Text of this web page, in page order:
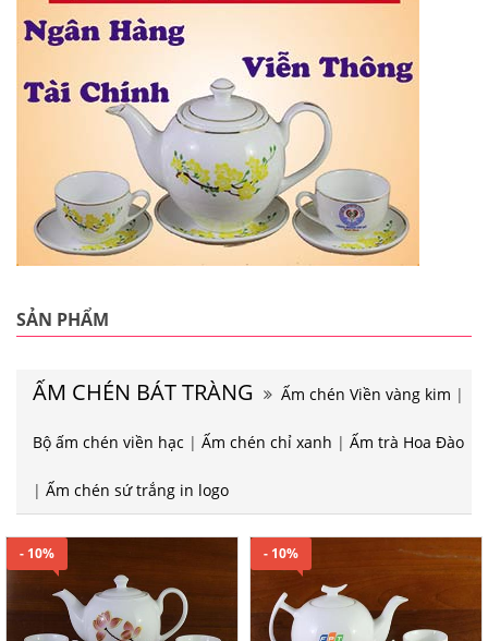
SẢN PHẨM
ẤM CHÉN BÁT TRÀNG Ấm chén Viền vàng kim |
Bộ ấm chén viền hạc | Ấm chén chỉ xanh | Ấm trà Hoa Đào
| Ấm chén sứ trắng in logo
- 10% - 10%